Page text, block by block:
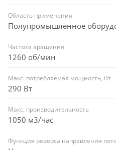
Область применения
Полупромышленное
Частота вращения
1260 об/мин
Макс. потребляемая мощность, Вт
290 Вт
Макс. производительность
1050 м3/час
Функция реверса направления